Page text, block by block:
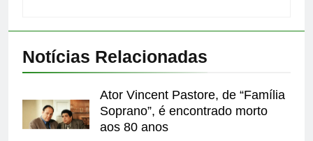
Notícias Relacionadas
Ator Vincent Pastore, de “Família
Soprano”, é encontrado morto
aos 80 anos